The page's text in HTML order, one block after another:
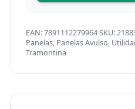
EAN:7891112279964SKU:
Panelas, Panelas Avulso,
Tramontina